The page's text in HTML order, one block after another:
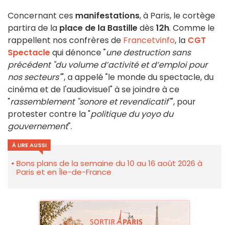
Concernant ces manifestations, à Paris, le cortège
partira de la place de la Bastilledès 12h. Comme le
rappellent nos confrères de Francetvinfo, la CGT
Spectaclequi dénonce "une destruction sans
précédent "du volume d’activité et d’emploi pour
nos secteurs"", a appelé "le monde du spectacle, du
cinéma et de l'audiovisuel" à se joindre à ce
"rassemblement "sonore et revendicatif"", pour
protester contre la "politique du yoyo du
gouvernement".
À LIRE AUSSI
Bons plans de la semaine du 10 au 16 août 2026 à
Paris et en Île-de-France